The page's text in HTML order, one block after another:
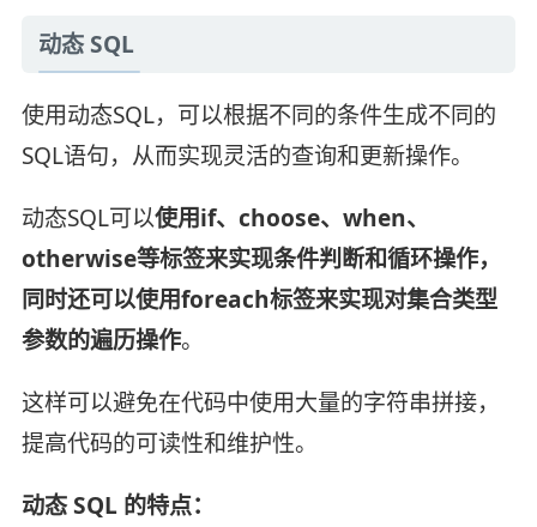
动态 SQL
使用动态SQL，可以根据不同的条件生成不同的
SQL语句，从而实现灵活的查询和更新操作。
动态SQL可以使用if、choose、when、
otherwise等标签来实现条件判断和循环操作，
同时还可以使用foreach标签来实现对集合类型
参数的遍历操作。
这样可以避免在代码中使用大量的字符串拼接，
提高代码的可读性和维护性。
动态 SQL 的特点：